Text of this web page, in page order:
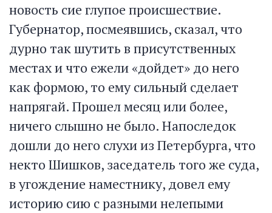
новость сие глупое происшествие.
Губернатор, посмеявшись, сказал, что
дурно так шутить в присутственных
местах и что ежели «дойдет» до него
как формою, то ему сильный сделает
напрягай. Прошел месяц или более,
ничего слышно не было. Напоследок
дошли до него слухи из Петербурга, что
некто Шишков, заседатель того же суда,
в угождение наместнику, довел ему
историю сию с разными нелепыми